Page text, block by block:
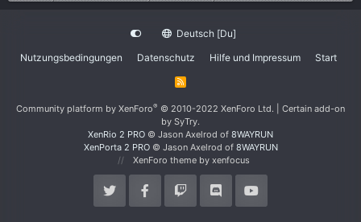
Deutsch [Du]
Nutzungsbedingungen
Datenschutz Hilfe und Impressum Start
R
Community platform by XenForo® © 2010-2022 XenForo Ltd.
Certain add-on
by SyTry.
XenRio 2 PRO © Jason Axelrod of 8WAYRUN
XenPorta 2 PRO© Jason Axelrod of 8WAYRUN
XenForo theme by xenfocus